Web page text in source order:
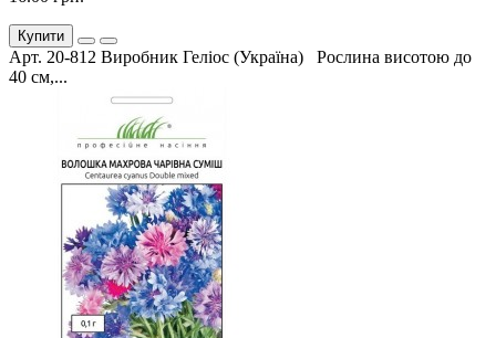
Купити
Арт. 20-812 Виробник Геліос (Україна) Рослина висотою до
40 см,...